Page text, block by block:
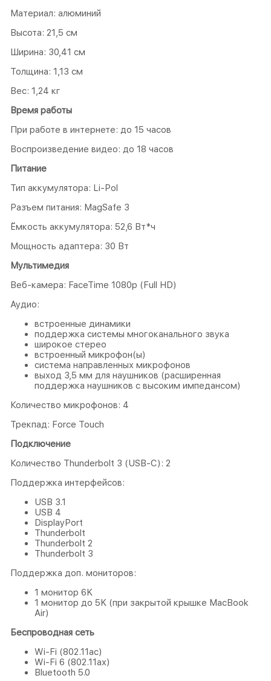
Материал: алюминий
Высота: 21,5 см
Ширина: 30,41 см
Толщина: 1,13 см
Вес: 1,24 кг
Время работы
При работе в интернете: до 15 часов
Воспроизведение видео: до 18 часов
Питание
Тип аккумулятора: Li-Pol
Разъем питания: MagSafe 3
Ёмкость аккумулятора: 52,6 Вт*ч
Мощность адаптера: 30 Вт
Мультимедия
Веб-камера: FaceTime 1080p (Full HD)
Аудио:
встроенные динамики
поддержка системы многоканального звука
широкое стерео
встроенный микрофон(ы)
система направленных микрофонов
выход 3,5 мм для наушников (расширенная
поддержка наушников с высоким импедансом)
Количество микрофонов: 4
Трекпад: Force Touch
Подключение
Количество Thunderbolt 3 (USB‑C): 2
Поддержка интерфейсов:
USB 3.1
USB 4
DisplayPort
Thunderbolt
Thunderbolt 2
Thunderbolt 3
Поддержка доп. мониторов:
1 монитор 6K
1 монитор до 5K (при закрытой крышке MacBook
Air)
Беспроводная сеть
Wi-Fi (802.11ac)
Wi-Fi 6 (802.11ax)
Bluetooth 5.0